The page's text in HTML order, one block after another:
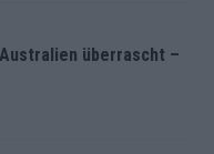
überrascht –